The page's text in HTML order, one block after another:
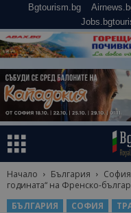
Bgtourism.bg
Начало България София
годината“ на Френско-
БЪЛГАРИЯ
СОФИЯ